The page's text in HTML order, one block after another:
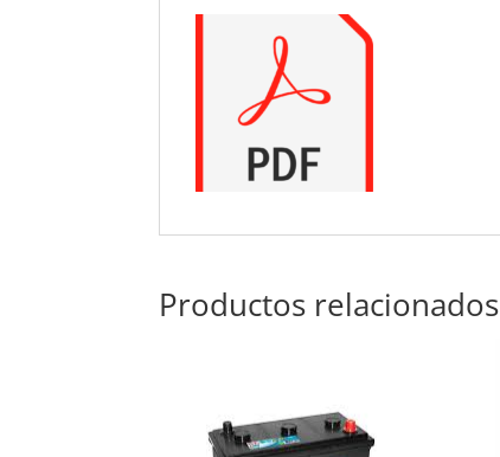
Productos relacionados